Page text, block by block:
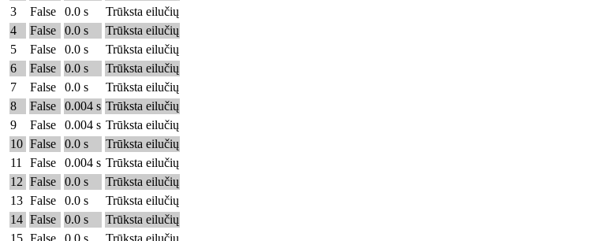
3
False 0.0 s
Trūksta eilučių
4
False 0.0 s
Trūksta eilučių
5
False 0.0 s
Trūksta eilučių
6
False 0.0 s
Trūksta eilučių
7
False 0.0 s
Trūksta eilučių
8
False 0.004 s Trūksta eilučių
9
False 0.004 s Trūksta eilučių
10 False 0.0 s
Trūksta eilučių
11
False 0.004 s Trūksta eilučių
12 False 0.0 s
Trūksta eilučių
13 False 0.0 s
Trūksta eilučių
14 False 0.0 s
Trūksta eilučių
15 False 0.0 s Trūksta eilučių